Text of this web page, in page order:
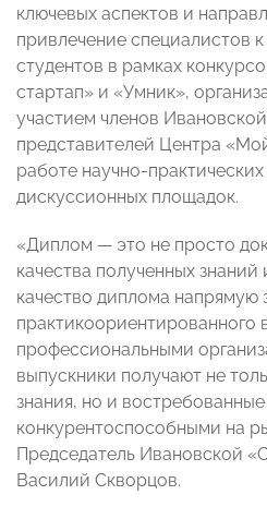
ключевых аспектов и
привлечение специалистов
студентов в рамках
стартап» и «Умник»,
участием членов
представителей Центра
работе научно-
дискуссионных площадок.
«Диплом — это не просто
качества полученных
качество диплома напрямую
практикоориентированного
профессиональными
выпускники получают не
знания, но и
конкурентоспособными на
Председатель Ивановской
Василий Скворцов.